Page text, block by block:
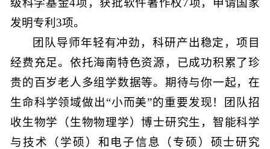
级科学基金4项，获批软件著作权7项，申请国家
发明专利3项。
团队导师年轻有冲劲，科研产出稳定，项目
经费充足。依托海南特色资源，已成功积累了珍
贵的百岁老人多组学数据等。期待与你一起，在
生命科学领域做出“小而美”的重要发现！团队招
收生物学（生物物理学）博士研究生，智能科学
与技术（学硕）和电子信息（专硕）硕士研究